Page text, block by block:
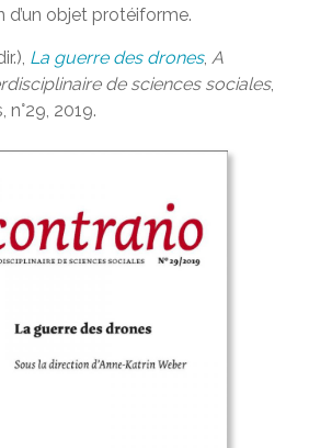
objet protéiforme.
La guerre des drones,A
de sciences sociales,
n°29, 2019.